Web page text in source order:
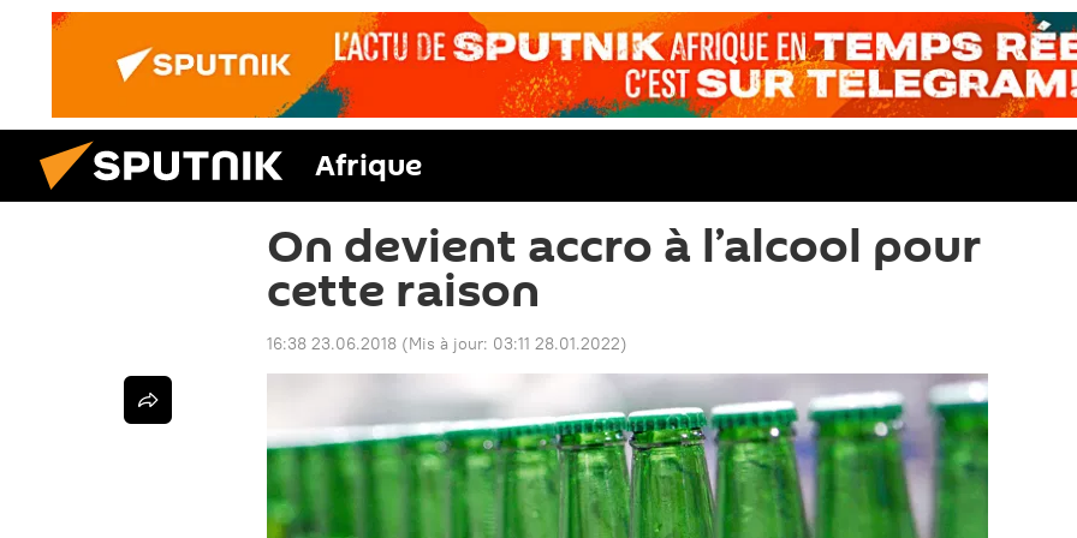
Afrique
On devient accro à l’alcool pour
cette raison
16:38 23.06.2018 (Mis à jour: 03:11 28.01.2022)